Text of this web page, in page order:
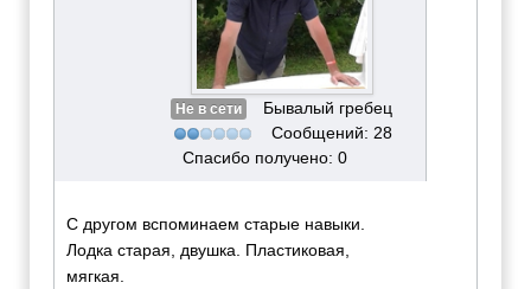
Не в сети
Бывалый гребец
Сообщений: 28
Спасибо получено: 0
С другом вспоминаем старые навыки.
Лодка старая, двушка. Пластиковая,
мягкая.